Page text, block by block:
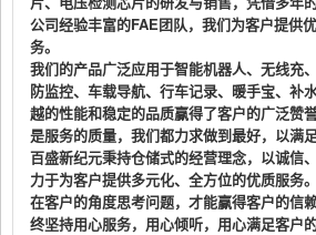
公司经验丰富的FAE团队，我们为客户提供
务。
我们的产品广泛应用于智能机器人、无线充
防监控、车载导航、行车记录、暖手宝、补
越的性能和稳定的品质赢得了客户的广泛赞
是服务的质量，我们都力求做到最好，以满
百盛新纪元秉持仓储式的经营理念，以诚信
力于为客户提供多元化、全方位的优质服务
在客户的角度思考问题，才能赢得客户的信
终坚持用心服务，用心倾听，用心满足客户